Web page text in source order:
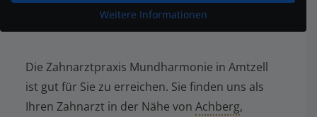
Weitere Informationen
Die Zahnarztpraxis Mundharmonie in Amtzell
ist gut für Sie zu erreichen. Sie finden uns als
Ihren Zahnarzt in der Nähe von Achberg,